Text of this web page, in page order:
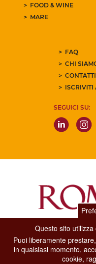
FOOD & WINE
MARE
FAQ
CHI
CONTATTI
ISCRIVITI
SEGUICI SU:
Dipartimento Grandi
Via di San Basilio, 51
00187 Roma
Questo sito
Puoi liberamente
in qualsiasi momento,
cookie,